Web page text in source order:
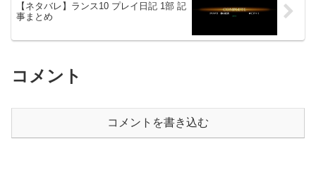
【ネタバレ】ランス10 プレイ日記 1部 記
事まとめ
コメント
コメントを書き込む